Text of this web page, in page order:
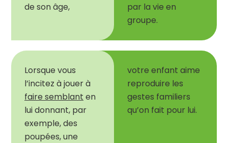
de son âge,
par la vie en
groupe.
Lorsque vous
l’incitez à jouer à
faire semblant en
lui donnant, par
exemple, des
poupées, une
votre enfant aime
reproduire les
gestes familiers
qu’on fait pour lui.